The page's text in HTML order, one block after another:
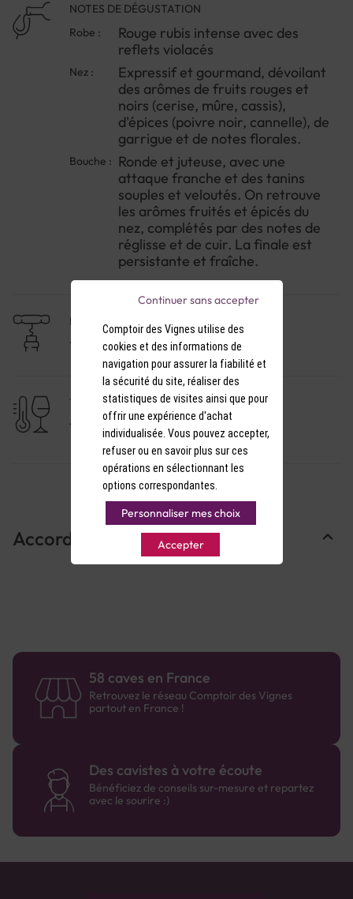
noirs mûrs, rehaussé de notes épicées et d'une
touche de garrigue. En bouche, c'est un festival de
saveurs : rond, juteux et fruité, avec des tanins
soyeux qui apportent structure et équilibre. Sa
fraîcheur persistante en fait un compagnon idéal
pour vos repas d'été entre amis.Pour une
expérience optimale, n'hésitez pas à le servir
légèrement rafraîchi lors d'un barbecue convivial, il
sublimera vos grillades avec brio !
NOTES DE DÉGUSTATION
Robe :
Rouge rubis intense avec des
reflets violacés
Nez :
Expressif et gourmand, dévoilant
des arômes de fruits rouges et
noirs (cerise, mûre, cassis),
d'épices (poivre noir, cannelle), de
garrigue et de notes florales.
Bouche : Ronde et juteuse, avec une
attaque franche et des tanins
souples et veloutés. On retrouve
les arômes fruités et épicés du
nez, complétés par des notes de
réglisse et de cuir. La finale est
persistante et fraîche.
NIVEAU DE GARDE
1 à 3 ans
TEMPÉRATURE DE SERVICE
15-16°C
Accords Mets & Vins
58 caves en France
Retrouvez le réseau Comptoir des Vignes
partout en France !
Des cavistes à votre écoute
Bénéficiez de conseils sur-mesure et repartez
avec le sourire :)
Comptoir des Vignes utilise des
cookies et des informations de
navigation pour assurer la fiabilité et
la sécurité du site, réaliser des
statistiques de visites ainsi que pour
offrir une expérience d'achat
individualisée. Vous pouvez accepter,
refuser ou en savoir plus sur ces
opérations en sélectionnant les
options correspondantes.
Personnaliser mes choix
Accepter
Continuer sans accepter